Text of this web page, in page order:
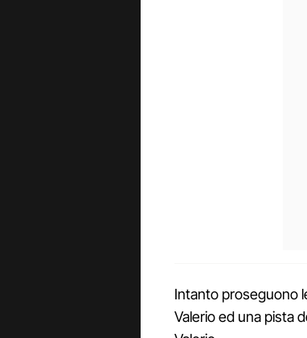
Intanto proseguono
Valerio ed una pista